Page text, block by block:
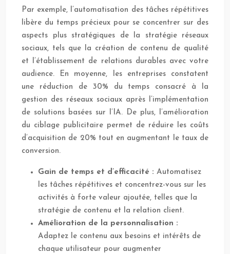
Par exemple, l’automatisation des tâches répétitives
libère du temps précieux pour se concentrer sur des
aspects plus stratégiques de la stratégie réseaux
sociaux, tels que la création de contenu de qualité
et l’établissement de relations durables avec votre
audience. En moyenne, les entreprises constatent
une réduction de 30% du temps consacré à la
gestion des réseaux sociaux après l’implémentation
de solutions basées sur l’IA. De plus, l’amélioration
du ciblage publicitaire permet de réduire les coûts
d’acquisition de 20% tout en augmentant le taux de
conversion.
Gain de temps et d’efficacité : Automatisez
les tâches répétitives et concentrez-vous sur les
activités à forte valeur ajoutée, telles que la
stratégie de contenu et la relation client.
Amélioration de la personnalisation :
Adaptez le contenu aux besoins et intérêts de
chaque utilisateur pour augmenter